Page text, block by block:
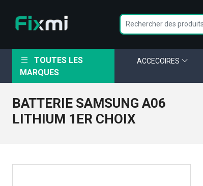
TOUTES LES
MARQUES
ACCECOIRES
BATTERIE SAMSUNG A06
LITHIUM 1ER CHOIX